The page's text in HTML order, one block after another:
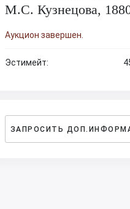
М.С. Кузнецова,
Аукцион завершен.
Эстимейт:
ЗАПРОСИТЬ